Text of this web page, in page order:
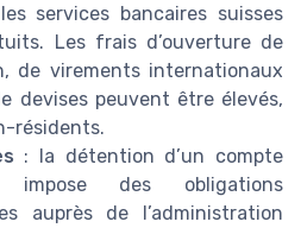
services bancaires suisses
Les frais d’ouverture de
de virements internationaux
devises peuvent être élevés,
résidents.
: la détention d’un compte
impose des obligations
auprès de l’administration